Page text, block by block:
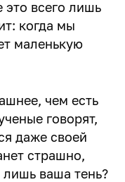
всего лишь
когда мы
маленькую
чем есть
говорят,
даже своей
страшно,
лишь ваша тень?